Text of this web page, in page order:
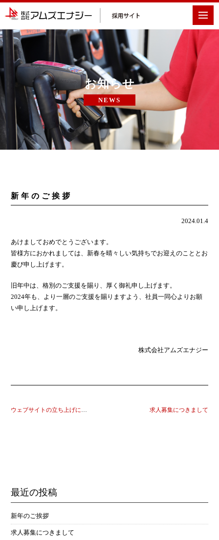
お知らせ
NEWS
新年のご挨拶
2024.01.4
あけましておめでとうございます。
皆様方におかれましては、新春を晴々しい気持ちでお迎えのこととお
慶び申し上げます。
旧年中は、格別のご支援を賜り、厚く御礼申し上げます。
2024年も、より一層のご支援を賜りますよう、社員一同心よりお願
い申し上げます。
株式会社アムズエナジー
ウェブサイトの立ち上げについて 求人募集につきまして
最近の投稿
新年のご挨拶
求人募集につきまして